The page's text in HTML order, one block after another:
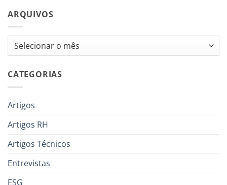
ARQUIVOS
Arquivos
CATEGORIAS
Artigos
Artigos RH
Artigos Técnicos
Entrevistas
ESG